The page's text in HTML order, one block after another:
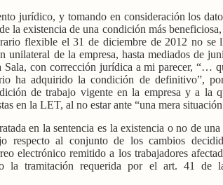
jurídico, y tomando en consideración los
la existencia de una condición más
flexible el 31 de diciembre de 2012 no se
unilateral de la empresa, hasta mediados de
Sala, con corrección jurídica a mi parecer, “…
ha adquirido la condición de definitivo”,
de trabajo vigente en la empresa y a la
en la LET, al no estar ante “una mera
en la sentencia es la existencia o no de
respecto al conjunto de los cambios
electrónico remitido a los trabajadores
la tramitación requerida por el art. 41 de